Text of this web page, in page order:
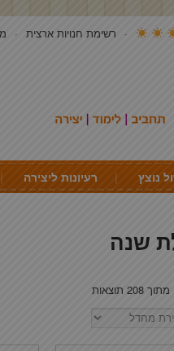
רשימת חנויות ארצית
נוצץ רעיונות ליצירה
שנה